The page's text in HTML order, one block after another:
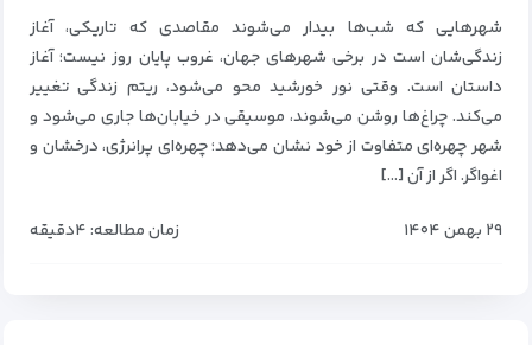
شهرهایی که شب‌ها بیدار می‌شوند مقاصدی که تاریکی، آغاز
زندگی‌شان است در برخی شهرهای جهان، غروب پایان روز نیست؛ آغاز
داستان است. وقتی نور خورشید محو می‌شود، ریتم زندگی تغییر
می‌کند. چراغ‌ها روشن می‌شوند، موسیقی در خیابان‌ها جاری می‌شود و
شهر چهره‌ای متفاوت از خود نشان می‌دهد؛ چهره‌ای پرانرژی، درخشان و
اغواگر. اگر از آن […]
۲۹ بهمن ۱۴۰۴ زمان مطالعه: ۴دقیقه